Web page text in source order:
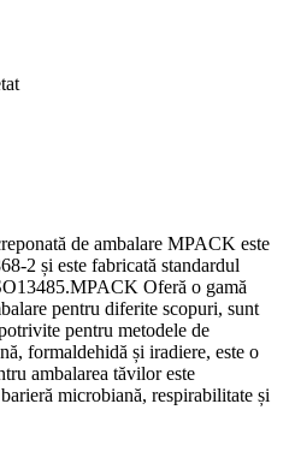
de ambalare MPACK este
2 și este fabricată standardul
Oferă o gamă
pentru diferite scopuri, sunt
pentru metodele de
formaldehidă și iradiere, este o
ambalarea tăvilor este
microbiană, respirabilitate și